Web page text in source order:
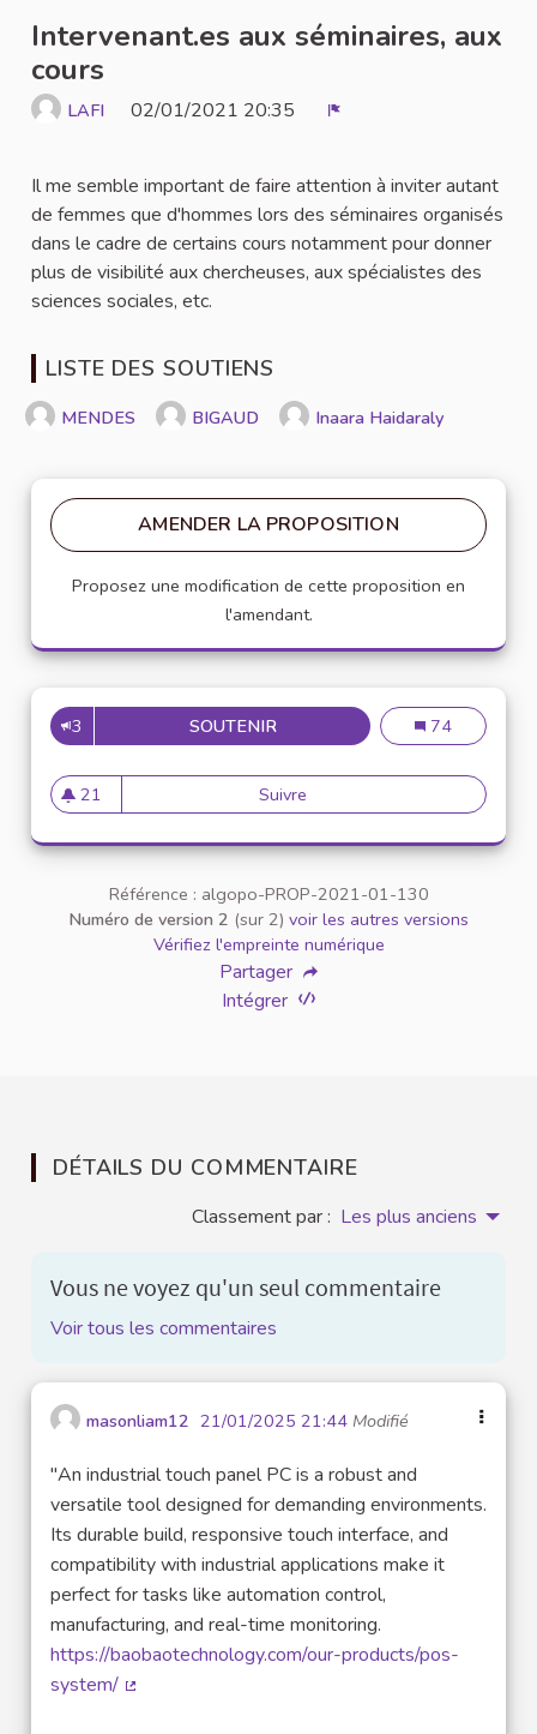
Intervenant.es aux séminaires, aux
cours
LAFI 02/01/2021 20:35
Il me semble important de faire attention à inviter autant
de femmes que d'hommes lors des séminaires organisés
dans le cadre de certains cours notamment pour donner
plus de visibilité aux chercheuses, aux spécialistes des
sciences sociales, etc.
LISTE DES SOUTIENS
MENDES BIGAUD Inaara Haidaraly
AMENDER LA PROPOSITION
Proposez une modification de cette proposition en
l'amendant.
3 SOUTENIRINTERVENANT.ES AUXIntervenant.es
74
21
21 abonnés
Suivre Intervenant.es aux
Référence : algopo-PROP-2021-01-130
Numéro de version 2 (sur 2) voir les autres versions
Vérifiez l'empreinte numérique
Partager
Intégrer
DÉTAILS DU COMMENTAIRE
Classement par : Les plus anciens
Vous ne voyez qu'un seul commentaire
Voir tous les commentaires
masonliam12 21/01/2025 21:44 Modifié
"An industrial touch panel PC is a robust and
versatile tool designed for demanding environments.
Its durable build, responsive touch interface, and
compatibility with industrial applications make it
perfect for tasks like automation control,
manufacturing, and real-time monitoring.
https://baobaotechnology.com/our-products/pos-
system/